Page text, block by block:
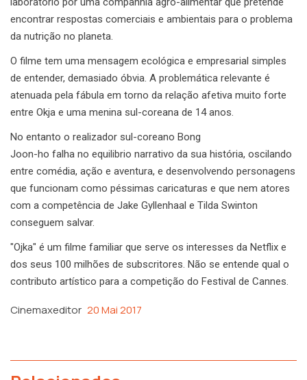
encontrar respostas comerciais e ambientais para o problema
da nutrição no planeta.
O filme tem uma mensagem ecológica e empresarial simples
de entender, demasiado óbvia. A problemática relevante é
atenuada pela fábula em torno da relação afetiva muito forte
entre Okja e uma menina sul-coreana de 14 anos.
No entanto o realizador sul-coreano Bong
Joon-ho falha no equilibrio narrativo da sua história, oscilando
entre comédia, ação e aventura, e desenvolvendo personagens
que funcionam como péssimas caricaturas e que nem atores
com a competência de Jake Gyllenhaal e Tilda Swinton
conseguem salvar.
"Ojka" é um filme familiar que serve os interesses da Netflix e
dos seus 100 milhões de subscritores. Não se entende qual o
contributo artístico para a competição do Festival de Cannes.
Cinemaxeditor 20 Mai 2017